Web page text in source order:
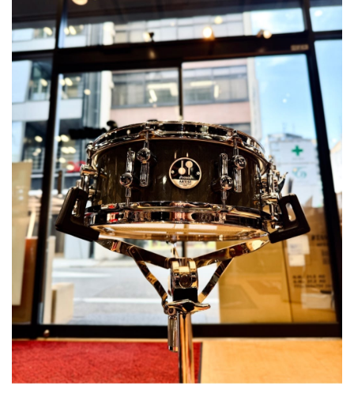
ベース ウクレレ
ドラム パーカッション
キーボード 電子ピアノ
管楽器 その他楽器
アンプ エフェクター